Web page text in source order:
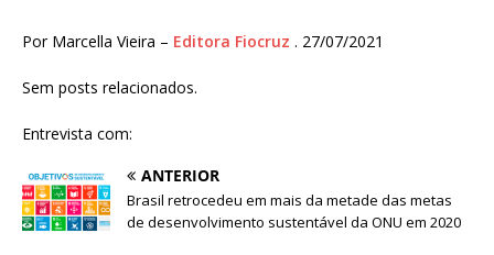
Por Marcella Vieira – Editora Fiocruz . 27/07/2021
Sem posts relacionados.
Entrevista com:
ANTERIOR
Brasil retrocedeu em mais da metade das metas
de desenvolvimento sustentável da ONU em 2020